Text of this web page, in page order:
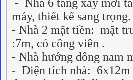
- Nhà 6 tầng xây mới
máy, thiết kế sang trọng.
- Nhà 2 mặt tiền: mặt
:7m, có công viên .
- Nhà hướng đông nam
- Diện tích nhà: 6x12m